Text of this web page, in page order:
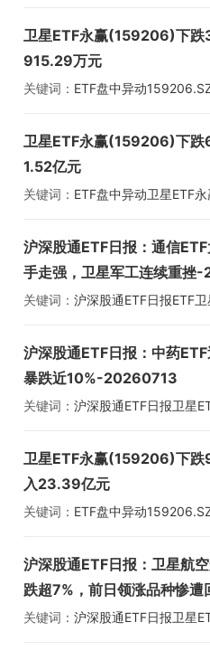
卫星ETF永赢(159206)下跌
915.29万元
关键词： ETF盘中异动
卫星ETF永赢(159206)下跌
1.52亿元
关键词： ETF盘中异动卫星ETF永
沪深股通ETF日报：通信
手走强，卫星军工连续重挫
关键词： 沪深股通ETF日报ETF
沪深股通ETF日报：中药
暴跌近10%-20260713
关键词： 沪深股通ETF日报卫星
卫星ETF永赢(159206)下跌
入23.39亿元
关键词： ETF盘中异动
沪深股通ETF日报：卫星航
跌超7%，前日领涨品种惨
关键词： 沪深股通ETF日报卫星